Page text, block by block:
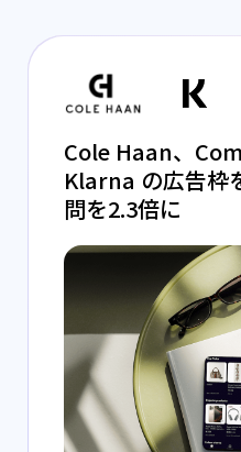
Cole Haan、
Klarna の広告枠
問を2.3倍に